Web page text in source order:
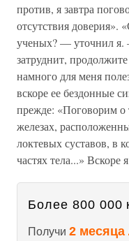
против, я завтра
отсутствия доверия».
ученых? — уточнил
затруднит,
намного для меня
вскоре ее бездонные
прежде: «Поговорим о
железах,
локтевых суставов, в
частях тела...» Вскоре
Более 800 000
Получи 2 месяца